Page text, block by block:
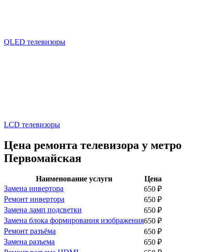
QLED телевизоры
LCD телевизоры
Цена ремонта телевизора у метро
Первомайская
Наименование услуги
Цена
Замена инвертора
650 ₽
Ремонт инвертора
650 ₽
Замена ламп подсветки
650 ₽
Замена блока формирования изображения650 ₽
Ремонт разъёма
650 ₽
Замена разъема
650 ₽